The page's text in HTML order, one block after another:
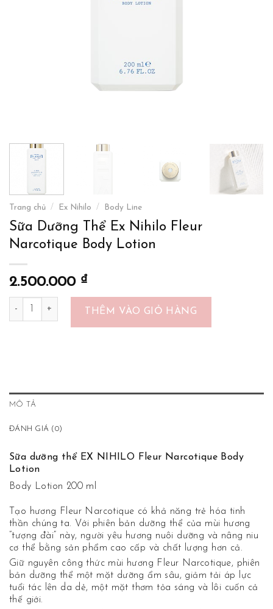
Trang chủ / Ex Nihilo / Body Line
Sữa Dưỡng Thể Ex Nihilo Fleur
Narcotique Body Lotion
2.500.000 ₫
Sữa Dưỡng Thể Ex Nihilo Fleur Narcotique Body Lotion số lượng
THÊM VÀO GIỎ HÀNG
MÔ TẢ
ĐÁNH GIÁ (0)
Sữa dưỡng thể EX NIHILO
Fleur Narcotique Body
Lotion
Body Lotion 200 ml
Tạo hương Fleur Narcotique có khả năng trẻ hóa tinh
thần chúng ta. Với phiên bản dưỡng thể của mùi hương
“tượng đài” này, người yêu hương nuôi dưỡng và nâng niu
cơ thể bằng sản phẩm cao cấp và chất lượng hơn cả.
Giữ nguyên công thức mùi hương Fleur Narcotique, phiên
bản dưỡng thể một mặt dưỡng ẩm sâu, giảm tải áp lực
tuổi tác lên da dẻ, một mặt thơm tỏa sáng và lôi cuốn cả
thế giới.